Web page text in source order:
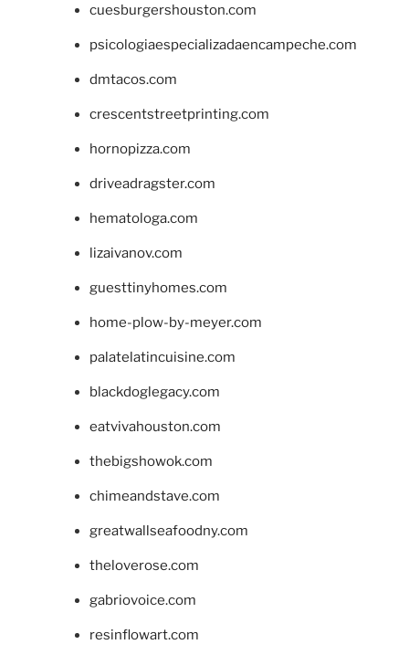
cuesburgershouston.com
psicologiaespecializadaencampeche.com
dmtacos.com
crescentstreetprinting.com
hornopizza.com
driveadragster.com
hematologa.com
lizaivanov.com
guesttinyhomes.com
home-plow-by-meyer.com
palatelatincuisine.com
blackdoglegacy.com
eatvivahouston.com
thebigshowok.com
chimeandstave.com
greatwallseafoodny.com
theloverose.com
gabriovoice.com
resinflowart.com